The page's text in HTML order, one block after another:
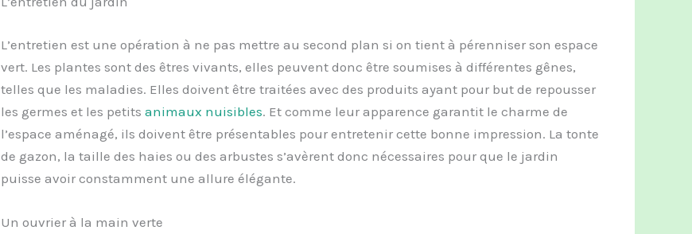
L’entretien est une opération à ne pas mettre au second plan si on tient à pérenniser son espace
vert. Les plantes sont des êtres vivants, elles peuvent donc être soumises à différentes gênes,
telles que les maladies. Elles doivent être traitées avec des produits ayant pour but de repousser
les germes et les petits animaux nuisibles. Et comme leur apparence garantit le charme de
l’espace aménagé, ils doivent être présentables pour entretenir cette bonne impression. La tonte
de gazon, la taille des haies ou des arbustes s’avèrent donc nécessaires pour que le jardin
puisse avoir constamment une allure élégante.
Un ouvrier à la main verte